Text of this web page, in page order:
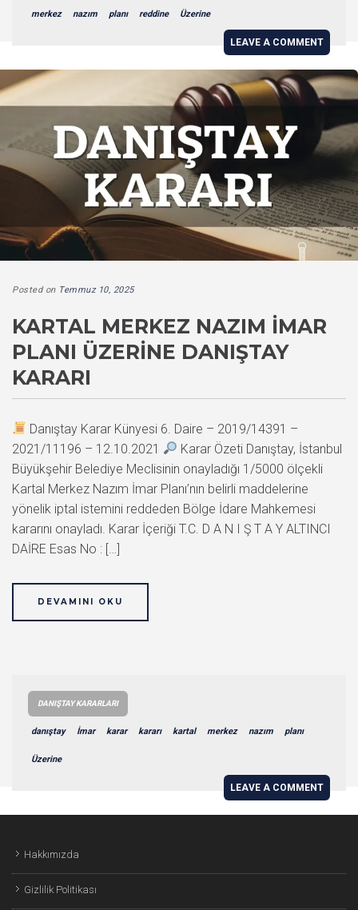
merkez nazım planı reddine Üzerine
LEAVE A COMMENT
Posted on Temmuz 10, 2025
KARTAL MERKEZ NAZIM İMAR
PLANI ÜZERINE DANIŞTAY
KARARI
Danıştay Karar Künyesi 6. Daire – 2019/14391 –
2021/11196 – 12.10.2021
Karar Özeti Danıştay, İstanbul
Büyükşehir Belediye Meclisinin onayladığı 1/5000 ölçekli
Kartal Merkez Nazım İmar Planı’nın belirli maddelerine
yönelik iptal istemini reddeden Bölge İdare Mahkemesi
kararını onayladı. Karar İçeriği T.C. D A N I Ş T A Y ALTINCI
DAİRE Esas No : […]
DEVAMINI OKU
DANIŞTAY KARARLARI
danıştay İmar karar kararı kartal merkez nazım planı
Üzerine
LEAVE A COMMENT
Hakkımızda
Gizlilik Politikası